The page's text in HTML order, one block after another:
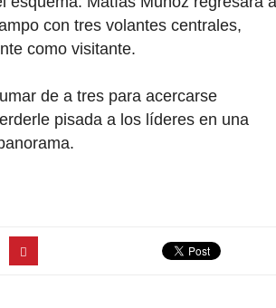
con tres volantes centrales,
como visitante.
de a tres para acercarse
pisada a los líderes en una